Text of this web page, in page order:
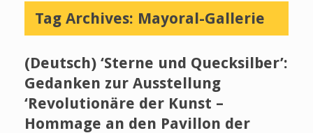
Tag Archives: Mayoral-Gallerie
(Deutsch) ‘Sterne und Quecksilber’:
Gedanken zur Ausstellung
‘Revolutionäre der Kunst –
Hommage an den Pavillon der